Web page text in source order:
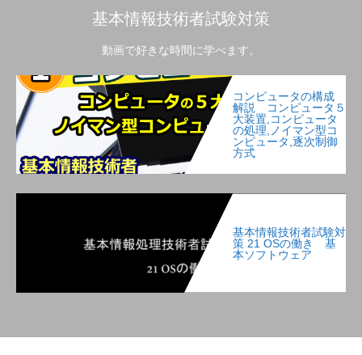
基本情報技術者試験対策
動画で好きな時間に学べます。
コンピュータの構成
解説 コンピュータ５
大装置,コンピュータ
の処理,ノイマン型コ
ンピュータ,逐次制御
方式
基本情報技術者試験対
策 21 OSの働き 基
本ソフトウェア